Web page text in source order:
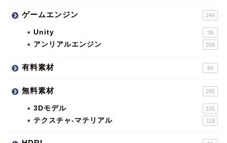
ゲームエンジン 244
Unity 38
アンリアルエンジン 208
有料素材 84
無料素材 295
3Dモデル 131
テクスチャ-マテリアル 118